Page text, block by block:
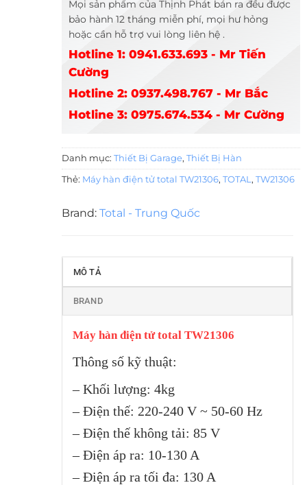
Mọi sản phẩm của Thịnh Phát bán ra đều được
bảo hành 12 tháng miễn phí, mọi hư hỏng
hoặc cần hỗ trợ vui lòng liên hệ .
Hotline 1: 0941.633.693 - Mr Tiến
Cường
Hotline 2: 0937.498.767 - Mr Bắc
Hotline 3: 0975.674.534 - Mr Cường
Danh mục: Thiết Bị Garage, Thiết Bị Hàn
Thẻ: Máy hàn điện tử total TW21306, TOTAL, TW21306
Brand: Total - Trung Quốc
MÔ TẢ
BRAND
Máy hàn điện tử total TW21306
Thông số kỹ thuật:
– Khối lượng: 4kg
– Điện thế: 220-240 V ~ 50-60 Hz
– Điện thế không tải: 85 V
– Điện áp ra: 10-130 A
– Điện áp ra tối đa: 130 A